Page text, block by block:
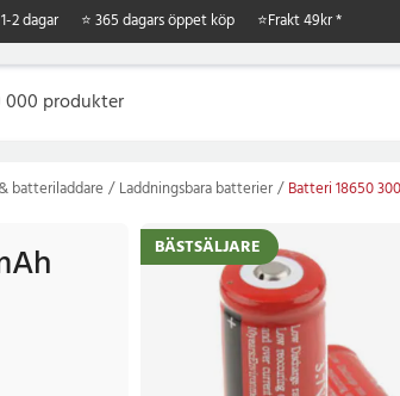
2 dagar ⭐ 365 dagars öppet köp ⭐Frakt 49kr *
batteriladdare Laddningsbara batterier Batteri 18650
BÄSTSÄLJARE